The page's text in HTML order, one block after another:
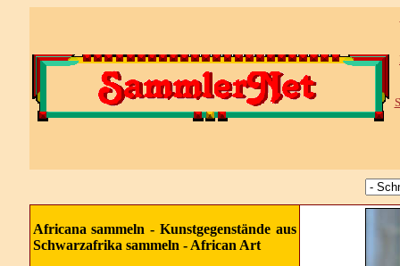
Africana sammeln - Kunstgegenstände aus
Schwarzafrika sammeln - African Art